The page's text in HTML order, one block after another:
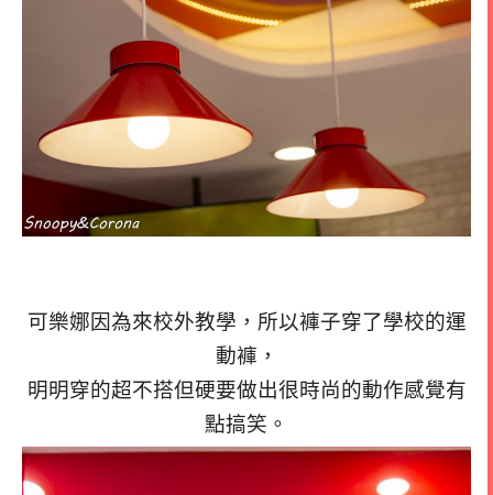
可樂娜因為來校外教學，所以褲子穿了學校的運
動褲，
明明穿的超不搭但硬要做出很時尚的動作感覺有
點搞笑。